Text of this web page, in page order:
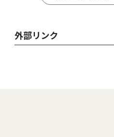
外部リンク